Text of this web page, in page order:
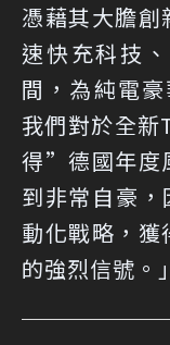
憑藉其大膽創
速快充科技
間，為純電
我們對於全新
得”德國年度
到非常自豪
動化戰略，獲
的強烈信號。」